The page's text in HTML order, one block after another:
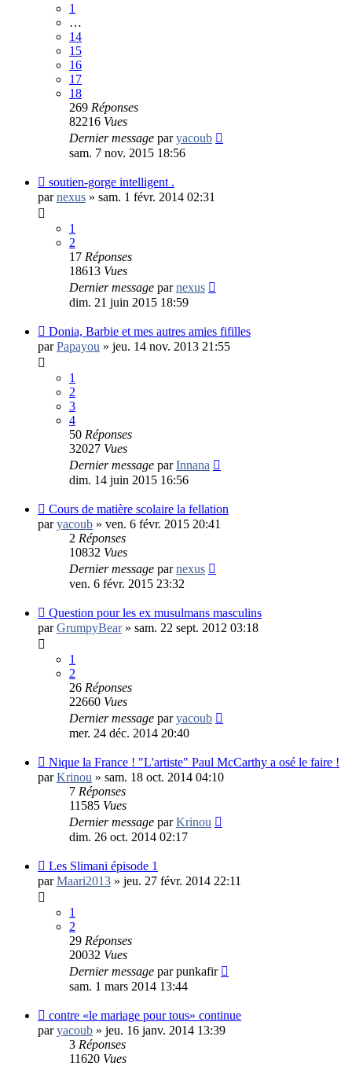
1
…
14
15
16
17
18
269 Réponses
82216 Vues
Dernier message paryacoub
sam. 7 nov. 2015 18:56
soutien-gorge intelligent .
parnexus » sam. 1 févr. 2014 02:31
1
2
17 Réponses
18613 Vues
Dernier message parnexus
dim. 21 juin 2015 18:59
Donia, Barbie et mes autres amies fifilles
parPapayou » jeu. 14 nov. 2013 21:55
1
2
3
4
50 Réponses
32027 Vues
Dernier message parInnana
dim. 14 juin 2015 16:56
Cours de matière scolaire la fellation
paryacoub » ven. 6 févr. 2015 20:41
2 Réponses
10832 Vues
Dernier message parnexus
ven. 6 févr. 2015 23:32
Question pour les ex musulmans masculins
parGrumpyBear» sam. 22 sept. 2012 03:18
1
2
26 Réponses
22660 Vues
Dernier message paryacoub
mer. 24 déc. 2014 20:40
Nique la France ! "L'artiste" Paul McCarthy a osé le faire !
parKrinou » sam. 18 oct. 2014 04:10
7 Réponses
11585 Vues
Dernier message parKrinou
dim. 26 oct. 2014 02:17
Les Slimani épisode 1
parMaari2013 » jeu. 27 févr. 2014 22:11
1
2
29 Réponses
20032 Vues
Dernier message parpunkafir
sam. 1 mars 2014 13:44
contre «le mariage pour tous» continue
paryacoub » jeu. 16 janv. 2014 13:39
3 Réponses
11620 Vues